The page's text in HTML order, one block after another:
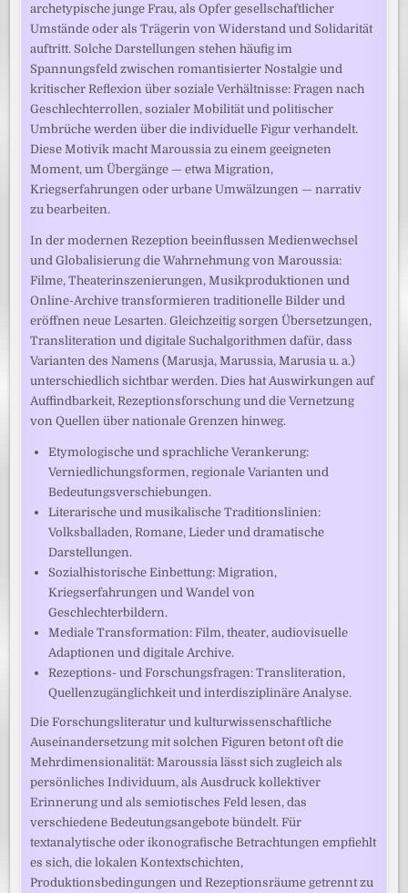
archetypische junge Frau, als Opfer gesellschaftlicher
Umstände oder als Trägerin von Widerstand und Solidarität
auftritt. Solche Darstellungen stehen häufig im
Spannungsfeld zwischen romantisierter Nostalgie und
kritischer Reflexion über soziale Verhältnisse: Fragen nach
Geschlechterrollen, sozialer Mobilität und politischer
Umbrüche werden über die individuelle Figur verhandelt.
Diese Motivik macht Maroussia zu einem geeigneten
Moment, um Übergänge — etwa Migration,
Kriegserfahrungen oder urbane Umwälzungen — narrativ
zu bearbeiten.
In der modernen Rezeption beeinflussen Medienwechsel
und Globalisierung die Wahrnehmung von Maroussia:
Filme, Theaterinszenierungen, Musikproduktionen und
Online-Archive transformieren traditionelle Bilder und
eröffnen neue Lesarten. Gleichzeitig sorgen Übersetzungen,
Transliteration und digitale Suchalgorithmen dafür, dass
Varianten des Namens (Marusja, Marussia, Marusia u. a.)
unterschiedlich sichtbar werden. Dies hat Auswirkungen auf
Auffindbarkeit, Rezeptionsforschung und die Vernetzung
von Quellen über nationale Grenzen hinweg.
Etymologische und sprachliche Verankerung:
Verniedlichungsformen, regionale Varianten und
Bedeutungsverschiebungen.
Literarische und musikalische Traditionslinien:
Volksballaden, Romane, Lieder und dramatische
Darstellungen.
Sozialhistorische Einbettung: Migration,
Kriegserfahrungen und Wandel von
Geschlechterbildern.
Mediale Transformation: Film, theater, audiovisuelle
Adaptionen und digitale Archive.
Rezeptions- und Forschungsfragen: Transliteration,
Quellenzugänglichkeit und interdisziplinäre Analyse.
Die Forschungsliteratur und kulturwissenschaftliche
Auseinandersetzung mit solchen Figuren betont oft die
Mehrdimensionalität: Maroussia lässt sich zugleich als
persönliches Individuum, als Ausdruck kollektiver
Erinnerung und als semiotisches Feld lesen, das
verschiedene Bedeutungsangebote bündelt. Für
textanalytische oder ikonografische Betrachtungen empfiehlt
es sich, die lokalen Kontextschichten,
Produktionsbedingungen und Rezeptionsräume getrennt zu